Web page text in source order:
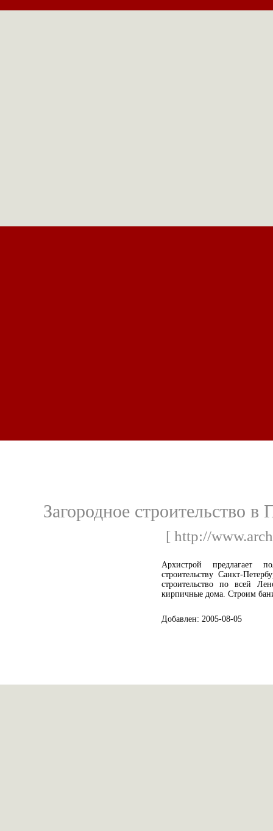
Загородное строительство в
[ http://
Архистрой предлагает
строительству Санкт-
строительство по всей
кирпичные дома. Строим
Добавлен: 2005-08-05